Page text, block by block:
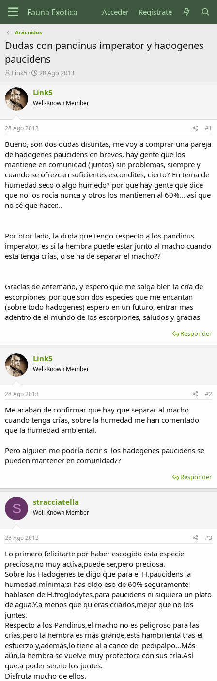
Acceder Regístrate
Arácnidos
Dudas con pandinus imperator y hadogenes
paucidens
I
i
c
i
d
o
r
e
l
t
e
m
a
Link5
F
c
h
a
n
c
i
o
28 Ago 2013
Link5
Well-Known Member
28 Ago 2013 #1
Bueno, son dos dudas distintas, me voy a comprar una pareja
de hadogenes paucidens en breves, hay gente que los
mantiene en comunidad (juntos) sin problemas, siempre y
cuando se ofrezcan suficientes escondites, cierto? En tema de
humedad seco o algo humedo? por que hay gente que dice
que no los rocia nunca y otros los mantienen al 60%... así que
no sé que hacer...
Por otor lado, la duda que tengo respecto a los pandinus
imperator, es si la hembra puede estar junto al macho cuando
esta tenga crías, o se ha de separar el macho??
Gracias de antemano, y espero que me salga bien la cría de
escorpiones, por que son dos especies que me encantan
(sobre todo hadogenes) espero en un futuro, entrar mas
adentro de el mundo de los escorpiones, saludos y gracias!
Responder
Link5
Well-Known Member
28 Ago 2013 #2
Me acaban de confirmar que hay que separar al macho
cuando tenga crías, sobre la humedad me han comentado
que la humedad ambiental.
Pero alguien me podría decir si los hadogenes paucidens se
pueden mantener en comunidad??
Responder
S stracciatella
Well-Known Member
28 Ago 2013 #3
Lo primero felicitarte por haber escogido esta especie
preciosa,no muy activa,puede ser,pero preciosa.
Sobre los Hadogenes te digo que para el H.paucidens la
humedad mínima;si has oído eso de 60% seguramente
hablasen de H.troglodytes,para paucidens ni siquiera un plato
de agua.Y,a menos que quieras criarlos,mejor que no los
juntes.
Respecto a los Pandinus,el macho no es peligroso para las
crías,pero la hembra es más grande,está hambrienta tras el
esfuerzo y,además,lo tiene al alcance del pedipalpo...Más
aún,la hembra se vuelve muy protectora con sus cría.Así
que,a poder ser,no los juntes.
Disfruta mucho de ellos.